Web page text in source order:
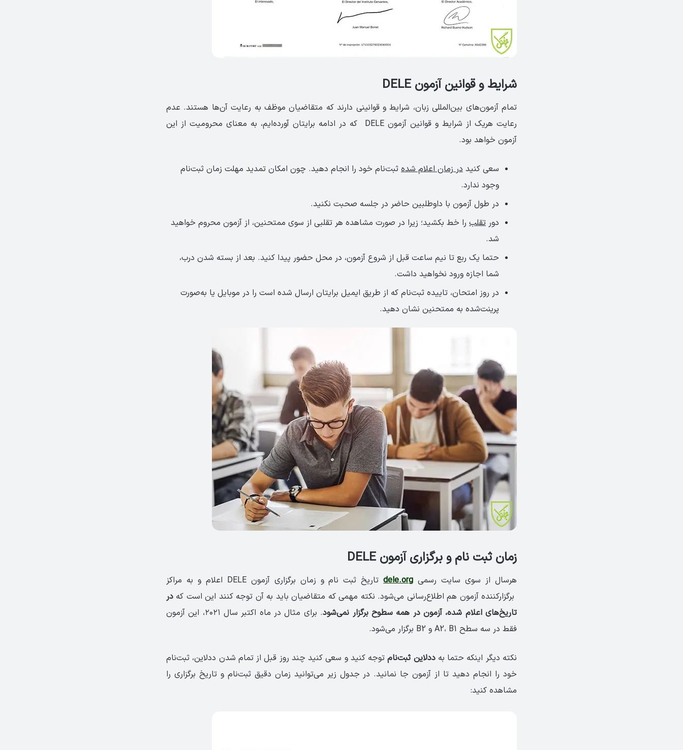
شرایط و قوانین آزمون DELE
تمام آزمون‌های بین‌المللی زبان، شرایط و قوانینی دارند که متقاضیان موظف به رعایت آن‌ها هستند. عدم
رعایت هریک از شرایط و قوانین آزمون DELE که در ادامه برایتان آورده‌ایم، به معنای محرومیت از این
آزمون خواهد بود.
سعی کنید در زمان اعلام شده ثبت‌نام خود را انجام دهید. چون امکان تمدید مهلت زمان ثبت‌نام
وجود ندارد.
در طول آزمون با داوطلبین حاضر در جلسه صحبت نکنید.
دور تقلب را خط بکشید؛ زیرا در صورت مشاهده هر تقلبی از سوی ممتحنین، از آزمون محروم خواهید
شد.
حتما یک ربع تا نیم ساعت قبل از شروع آزمون، در محل حضور پیدا کنید. بعد از بسته شدن درب،
شما اجازه ورود نخواهید داشت.
در روز امتحان، تاییده ثبت‌نام که از طریق ایمیل برایتان ارسال شده است را در موبایل یا به‌صورت
پرینت‌شده به ممتحنین نشان دهید.
زمان ثبت نام و برگزاری آزمون DELE
هرسال از سوی سایت رسمی dele.org
تاریخ ثبت ‌نام و زمان برگزاری آزمون DELE اعلام و به مراکز
برگزار‌کننده آزمون هم اطلاع‌رسانی می‌شود. نکته مهمی که متقاضیان باید به آن توجه کنند این است که در
تاریخ‌های اعلام شده، آزمون در همه سطوح برگزار نمی‌شود
. برای مثال در ماه اکتبر سال ۲۰۲۱، این آزمون
فقط در سه سطح A2، B1 و B2 برگزار می‌شود.
نکته دیگر اینکه حتما به ددلاین ثبت‌نامتوجه کنید و سعی کنید چند روز قبل از تمام شدن ددلاین، ثبت‌نام
خود را انجام دهید تا از آزمون جا نمانید. در جدول زیر می‌توانید زمان دقیق ثبت‌نام و تاریخ برگزاری را
مشاهده کنید: